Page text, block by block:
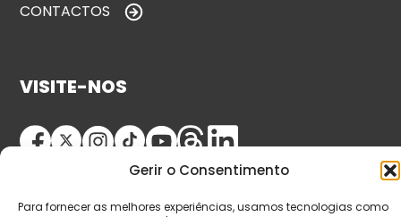
Gerir o Consentimento
Para fornecer as melhores experiências, usamos tecnologias como
CONTACTOS
VISITE-NOS